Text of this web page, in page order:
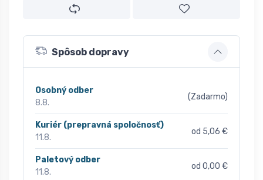
Spôsob dopravy
Osobný odber
8.8.
(Zadarmo)
Kuriér (prepravná spoločnosť)
11.8.
od 5,06 €
Paletový odber
11.8.
od 0,00 €